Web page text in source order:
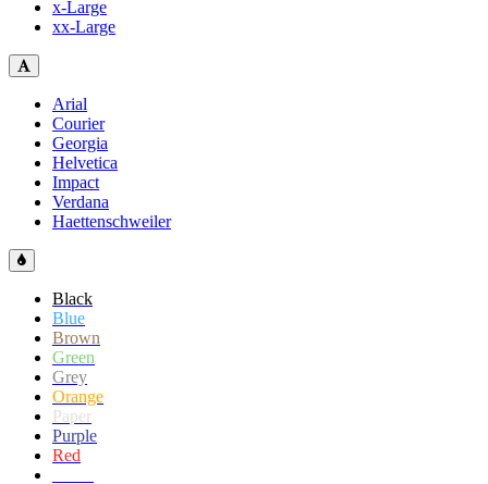
x-Large
xx-Large
Arial
Courier
Georgia
Helvetica
Impact
Verdana
Haettenschweiler
Black
Blue
Brown
Green
Grey
Orange
Paper
Purple
Red